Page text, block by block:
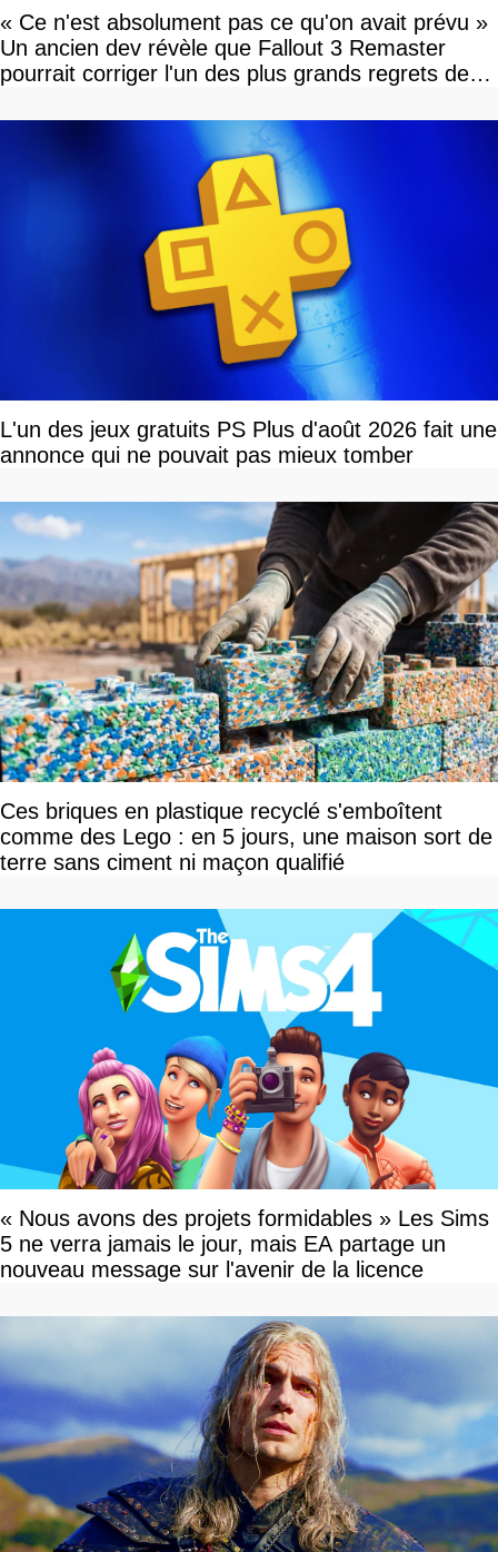
« Ce n'est absolument pas ce qu'on avait prévu »
Un ancien dev révèle que Fallout 3 Remaster
pourrait corriger l'un des plus grands regrets de
L'un des jeux gratuits PS Plus d'août 2026 fait une
annonce qui ne pouvait pas mieux tomber
Ces briques en plastique recyclé s'emboîtent
comme des Lego : en 5 jours, une maison sort de
terre sans ciment ni maçon qualifié
« Nous avons des projets formidables » Les Sims
5 ne verra jamais le jour, mais EA partage un
nouveau message sur l'avenir de la licence